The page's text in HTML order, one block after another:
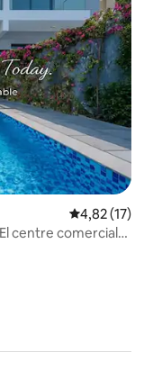
4,82 de
4,82 (17)
centre comercial